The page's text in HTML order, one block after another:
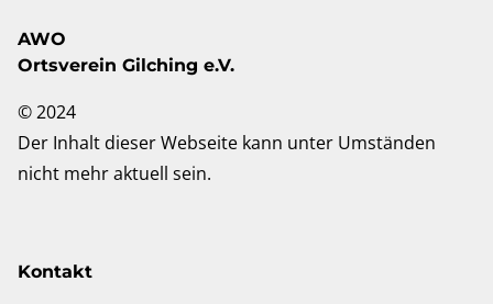
AWO
Ortsverein Gilching e.V.
© 2024
Der Inhalt dieser Webseite kann unter Umständen
nicht mehr aktuell sein.
Kontakt